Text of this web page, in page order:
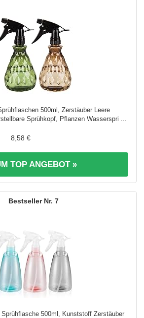
500ml, Zerstäuber Leere
Sprühkopf, Pflanzen Wasserspri ...
8,58 €
TOP ANGEBOT »
7
500ml, Kunststoff Zerstäuber